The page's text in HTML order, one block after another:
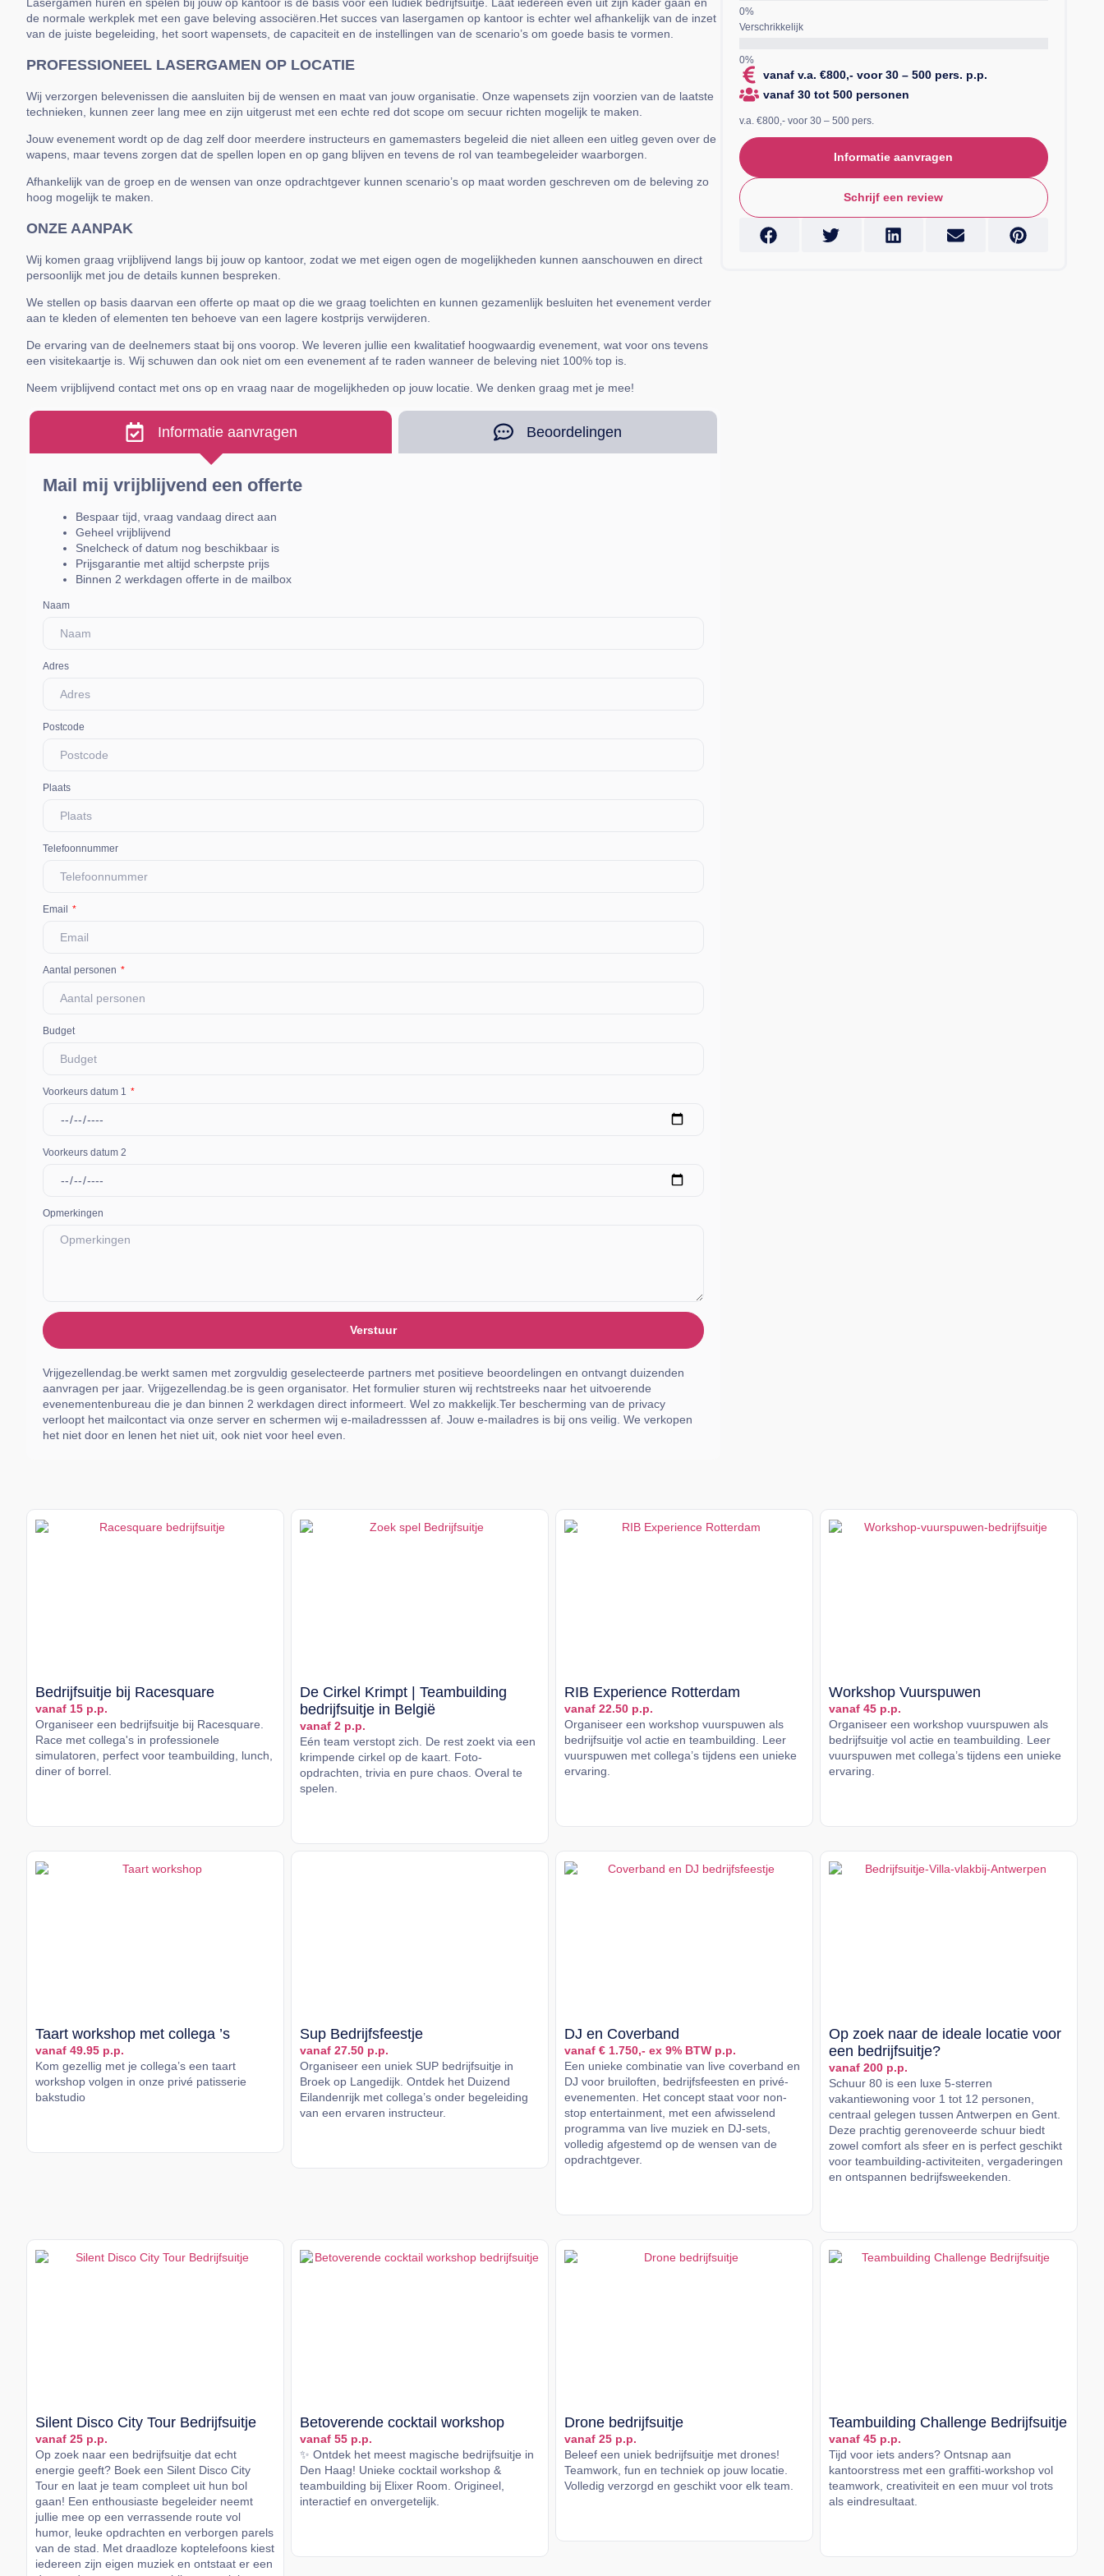
de normale werkplek met een gave beleving associëren.Het succes van lasergamen op kantoor is echter wel afhankelijk van de inzet
van de juiste begeleiding, het soort wapensets, de capaciteit en de instellingen van de scenario’s om goede basis te vormen.
PROFESSIONEEL LASERGAMEN OP LOCATIE
Wij verzorgen belevenissen die aansluiten bij de wensen en maat van jouw organisatie. Onze wapensets zijn voorzien van de laatste
technieken, kunnen zeer lang mee en zijn uitgerust met een echte red dot scope om secuur richten mogelijk te maken.
Jouw evenement wordt op de dag zelf door meerdere instructeurs en gamemasters begeleid die niet alleen een uitleg geven over de
wapens, maar tevens zorgen dat de spellen lopen en op gang blijven en tevens de rol van teambegeleider waarborgen.
Afhankelijk van de groep en de wensen van onze opdrachtgever kunnen scenario’s op maat worden geschreven om de beleving zo
hoog mogelijk te maken.
ONZE AANPAK
Wij komen graag vrijblijvend langs bij jouw op kantoor, zodat we met eigen ogen de mogelijkheden kunnen aanschouwen en direct
persoonlijk met jou de details kunnen bespreken.
We stellen op basis daarvan een offerte op maat op die we graag toelichten en kunnen gezamenlijk besluiten het evenement verder
aan te kleden of elementen ten behoeve van een lagere kostprijs verwijderen.
De ervaring van de deelnemers staat bij ons voorop. We leveren jullie een kwalitatief hoogwaardig evenement, wat voor ons tevens
een visitekaartje is. Wij schuwen dan ook niet om een evenement af te raden wanneer de beleving niet 100% top is.
Neem vrijblijvend contact met ons op en vraag naar de mogelijkheden op jouw locatie. We denken graag met je mee!
Informatie aanvragen Beoordelingen
Mail mij vrijblijvend een offerte
Bespaar tijd, vraag vandaag direct aan
Geheel vrijblijvend
Snelcheck of datum nog beschikbaar is
Prijsgarantie met altijd scherpste prijs
Binnen 2 werkdagen offerte in de mailbox
Naam
Adres
Postcode
Plaats
Telefoonnummer
Email
Aantal personen
Budget
Voorkeurs datum 1
Voorkeurs datum 2
Opmerkingen
Verstuur
Vrijgezellendag.be werkt samen met zorgvuldig geselecteerde partners met positieve beoordelingen en ontvangt duizenden
aanvragen per jaar. Vrijgezellendag.be is geen organisator. Het formulier sturen wij rechtstreeks naar het uitvoerende
evenementenbureau die je dan binnen 2 werkdagen direct informeert. Wel zo makkelijk.Ter bescherming van de privacy
verloopt het mailcontact via onze server en schermen wij e-mailadresssen af. Jouw e-mailadres is bij ons veilig. We verkopen
het niet door en lenen het niet uit, ook niet voor heel even.
Verschrikkelijk
vanaf v.a. €800,- voor 30 – 500 pers. p.p.
vanaf 30 tot 500 personen
v.a. €800,- voor 30 – 500 pers.
Informatie aanvragen
Schrijf een review
Bedrijfsuitje bij Racesquare
vanaf 15 p.p.
Organiseer een bedrijfsuitje bij Racesquare.
Race met collega's in professionele
simulatoren, perfect voor teambuilding, lunch,
diner of borrel.
De Cirkel Krimpt | Teambuilding
bedrijfsuitje in België
vanaf 2 p.p.
Eén team verstopt zich. De rest zoekt via een
krimpende cirkel op de kaart. Foto-
opdrachten, trivia en pure chaos. Overal te
spelen.
RIB Experience Rotterdam
vanaf 22.50 p.p.
Organiseer een workshop vuurspuwen als
bedrijfsuitje vol actie en teambuilding. Leer
vuurspuwen met collega’s tijdens een unieke
ervaring.
Workshop Vuurspuwen
vanaf 45 p.p.
Organiseer een workshop vuurspuwen als
bedrijfsuitje vol actie en teambuilding. Leer
vuurspuwen met collega’s tijdens een unieke
ervaring.
Taart workshop met collega ’s
vanaf 49.95 p.p.
Kom gezellig met je collega’s een taart
workshop volgen in onze privé patisserie
bakstudio
Sup Bedrijfsfeestje
vanaf 27.50 p.p.
Organiseer een uniek SUP bedrijfsuitje in
Broek op Langedijk. Ontdek het Duizend
Eilandenrijk met collega’s onder begeleiding
van een ervaren instructeur.
DJ en Coverband
vanaf € 1.750,- ex 9% BTW p.p.
Een unieke combinatie van live coverband en
DJ voor bruiloften, bedrijfsfeesten en privé-
evenementen. Het concept staat voor non-
stop entertainment, met een afwisselend
programma van live muziek en DJ-sets,
volledig afgestemd op de wensen van de
opdrachtgever.
Op zoek naar de ideale locatie voor
een bedrijfsuitje?
vanaf 200 p.p.
Schuur 80 is een luxe 5-sterren
vakantiewoning voor 1 tot 12 personen,
centraal gelegen tussen Antwerpen en Gent.
Deze prachtig gerenoveerde schuur biedt
zowel comfort als sfeer en is perfect geschikt
voor teambuilding-activiteiten, vergaderingen
en ontspannen bedrijfsweekenden.
Silent Disco City Tour Bedrijfsuitje
vanaf 25 p.p.
Op zoek naar een bedrijfsuitje dat echt
energie geeft? Boek een Silent Disco City
Tour en laat je team compleet uit hun bol
gaan! Een enthousiaste begeleider neemt
jullie mee op een verrassende route vol
humor, leuke opdrachten en verborgen parels
van de stad. Met draadloze koptelefoons kiest
iedereen zijn eigen muziek en ontstaat er een
Betoverende cocktail workshop
vanaf 55 p.p.
✨ Ontdek het meest magische bedrijfsuitje in
Den Haag! Unieke cocktail workshop &
teambuilding bij Elixer Room. Origineel,
interactief en onvergetelijk.
Drone bedrijfsuitje
vanaf 25 p.p.
Beleef een uniek bedrijfsuitje met drones!
Teamwork, fun en techniek op jouw locatie.
Volledig verzorgd en geschikt voor elk team.
Teambuilding Challenge Bedrijfsuitje
vanaf 45 p.p.
Tijd voor iets anders? Ontsnap aan
kantoorstress met een graffiti-workshop vol
teamwork, creativiteit en een muur vol trots
als eindresultaat.